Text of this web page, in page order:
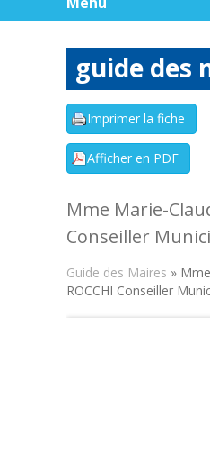
guide des
Mme Marie-
Conseiller
Guide des Maires »
ROCCHI Conseiller